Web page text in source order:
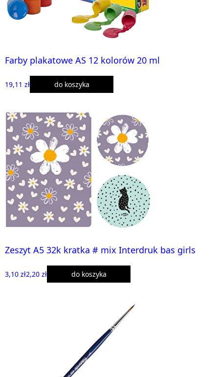
Farby plakatowe AS 12 kolorów 20 ml
19,11 zł do koszyka
Zeszyt A5 32k kratka # mix Interdruk bas girls
3,10 zł2,20 zł do koszyka